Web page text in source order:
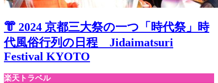
👘 2024 京都三大祭の一つ「時代祭」時
代風俗行列の日程 Jidaimatsuri
Festival KYOTO
楽天トラベル